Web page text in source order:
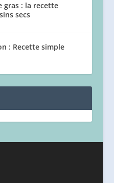
gras : la recette
secs
: Recette simple